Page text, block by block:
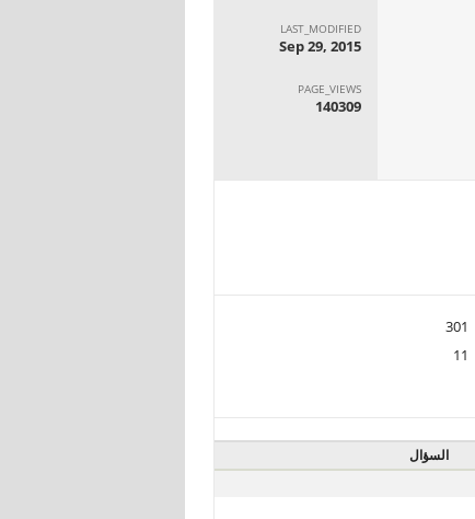
LAST_MODIFIED
Sep 29, 2015
PAGE_VIEWS
140309
301
11
السؤال